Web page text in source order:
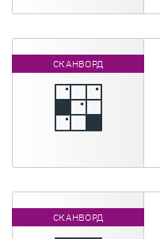
СКАНВОРД
СКАНВОРД